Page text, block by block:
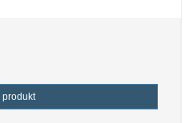
produkt